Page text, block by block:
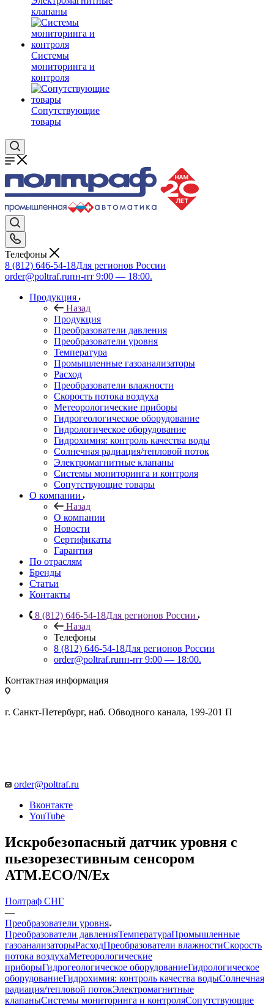
клапаны
Системы
мониторинга и
контроля
Сопутствующие
товары
Телефоны
8 (812) 646-54-18Для регионов России
order@poltraf.ruпн-пт 9:00 — 18:00.
Продукция
Назад
Продукция
Преобразователи давления
Преобразователи уровня
Температура
Промышленные газоанализаторы
Расход
Преобразователи влажности
Скорость потока воздуха
Метеорологические приборы
Гидрогеологическое оборудование
Гидрологическое оборудование
Гидрохимия: контроль качества воды
Солнечная радиация/тепловой поток
Электромагнитные клапаны
Системы мониторинга и контроля
Сопутствующие товары
О компании
Назад
О компании
Новости
Сертификаты
Гарантия
По отраслям
Бренды
Статьи
Контакты
8 (812) 646-54-18Для регионов России
Назад
Телефоны
8 (812) 646-54-18Для регионов России
order@poltraf.ruпн-пт 9:00 — 18:00.
Контактная информация
г. Санкт-Петербург, наб. Обводного канала, 199-201 П
order@poltraf.ru
Вконтакте
YouTube
Искробезопасный датчик уровня с
пьезорезестивным сенсором
ATM.ECO/N/Ex
Полтраф СНГ
—
Преобразователи уровня
Преобразователи давленияТемператураПромышленные
газоанализаторыРасходПреобразователи влажностиСкорость
потока воздухаМетеорологические
приборыГидрогеологическое оборудованиеГидрологическое
оборудованиеГидрохимия: контроль качества водыСолнечная
радиация/тепловой потокЭлектромагнитные
клапаныСистемы мониторинга и контроляСопутствующие